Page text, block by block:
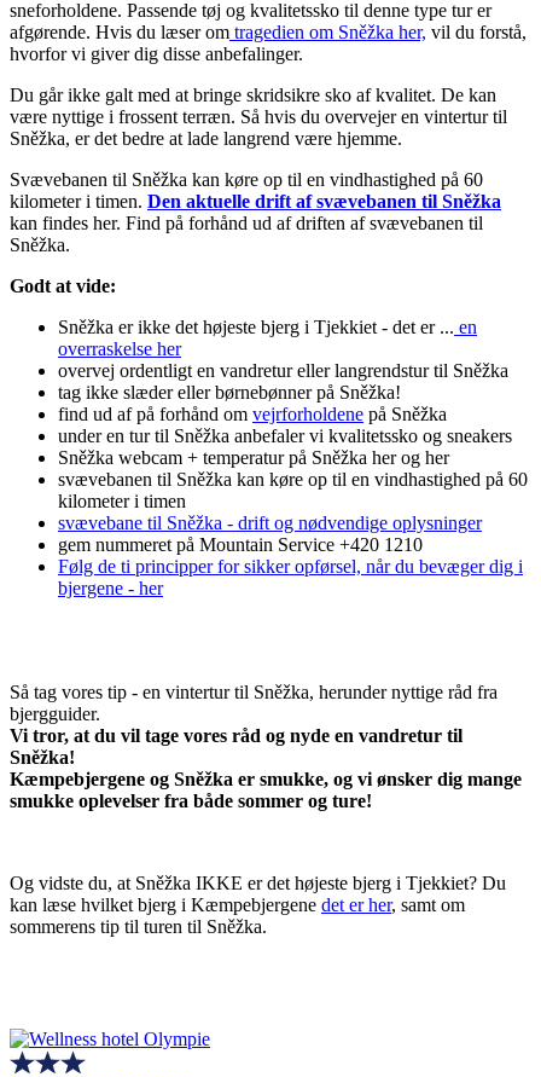
sneforholdene. Passende tøj og kvalitetssko til denne type tur er
afgørende. Hvis du læser om tragedien om Sněžka her, vil du forstå,
hvorfor vi giver dig disse anbefalinger.
Du går ikke galt med at bringe skridsikre sko af kvalitet. De kan
være nyttige i frossent terræn. Så hvis du overvejer en vintertur til
Sněžka, er det bedre at lade langrend være hjemme.
Svævebanen til Sněžka kan køre op til en vindhastighed på 60
kilometer i timen. Den aktuelle drift af svævebanen til Sněžka
kan findes her. Find på forhånd ud af driften af ​​svævebanen til
Sněžka.
Godt at vide:
Sněžka er ikke det højeste bjerg i Tjekkiet - det er ... en
overraskelse her
overvej ordentligt en vandretur eller langrendstur til Sněžka
tag ikke slæder eller børnebønner på Sněžka!
find ud af på forhånd om vejrforholdene på Sněžka
under en tur til Sněžka anbefaler vi kvalitetssko og sneakers
Sněžka webcam + temperatur på Sněžka her og her
svævebanen til Sněžka kan køre op til en vindhastighed på 60
kilometer i timen
svævebane til Sněžka - drift og nødvendige oplysninger
gem nummeret på Mountain Service +420 1210
Følg de ti principper for sikker opførsel, når du bevæger dig i
bjergene - her
Så tag vores tip - en vintertur til Sněžka, herunder nyttige råd fra
bjergguider.
Vi tror, ​​at du vil tage vores råd og nyde en vandretur til
Sněžka!
Kæmpebjergene og Sněžka er smukke, og vi ønsker dig mange
smukke oplevelser fra både sommer og ture!
Og vidste du, at Sněžka IKKE er det højeste bjerg i Tjekkiet? Du
kan læse hvilket bjerg i Kæmpebjergene det er her, samt om
sommerens tip til turen til Sněžka.